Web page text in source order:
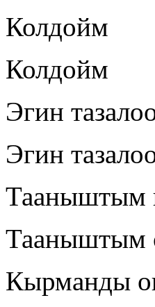
Колдойм
Колдойм
Эгин
Эгин
Тааныштым
Тааныштым
Кырманды